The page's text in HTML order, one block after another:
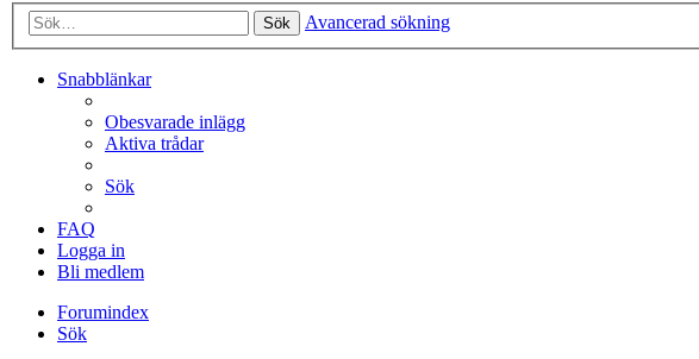
Sök Avancerad sökning
Snabblänkar
Obesvarade inlägg
Aktiva trådar
Sök
FAQ
Logga in
Bli medlem
Forumindex
Sök